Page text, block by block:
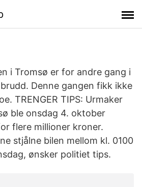
i Tromsø er for andre gang i
Denne gangen fikk ikke
TRENGER TIPS: Urmaker
ble onsdag 4. oktober
flere millioner kroner.
stjålne bilen mellom kl. 0100
ønsker politiet tips.